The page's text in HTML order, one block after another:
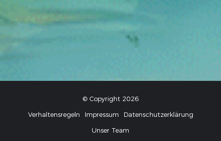
© Copyright 2026
Verhaltensregeln
Impressum
Datenschutzerklärung
Unser Team